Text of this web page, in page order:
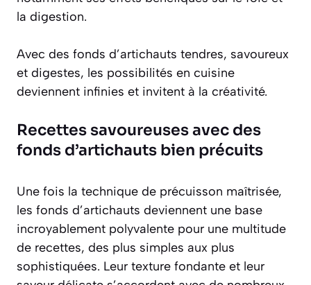
la digestion.
Avec des fonds d’artichauts tendres, savoureux
et digestes, les possibilités en cuisine
deviennent infinies et invitent à la créativité.
Recettes savoureuses avec des
fonds d’artichauts bien précuits
Une fois la technique de précuisson maîtrisée,
les fonds d’artichauts deviennent une base
incroyablement polyvalente pour une multitude
de recettes, des plus simples aux plus
sophistiquées. Leur texture fondante et leur